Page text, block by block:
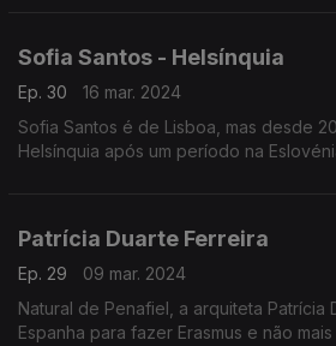
Sofia Santos - Helsínquia
Ep. 30
16 mar. 2024
Sofia Santos é de Lisboa, mas desde
Helsínquia após um período na
Patrícia Duarte Ferreira
Ep. 29
09 mar. 2024
Natural de Penafiel, a arquiteta Patrícia
Espanha para fazer Erasmus e não